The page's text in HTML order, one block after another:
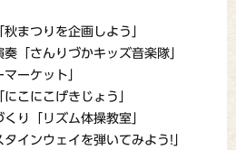
まつりを企画しよう」
「さんりづかキッズ音楽隊」
ーケット」
こにこげきじょう」
り「リズム体操教室」
インウェイを弾いてみよう!」